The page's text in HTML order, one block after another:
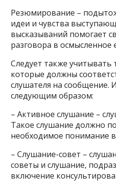
Резюмирование –
идеи и чувства
высказываний помогает
разговора в осмысленное
Следует также учитывать
которые должны
слушателя на сообщение.
следующим образом:
– Активное слушание –
Такое слушание должно
необходимое понимание
– Слушание-совет –
советы и слушание,
включение